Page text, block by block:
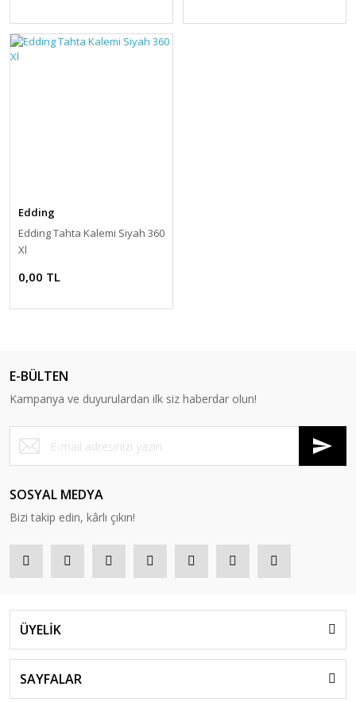
Edding
Edding Tahta Kalemi Siyah 360
Xl
0,00 TL
E-BÜLTEN
Kampanya ve duyurulardan ilk siz haberdar olun!
SOSYAL MEDYA
Bizi takip edin, kârlı çıkın!
ÜYELİK
SAYFALAR